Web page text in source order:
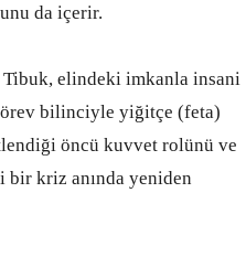
da içerir.
elindeki imkanla insani
bilinciyle yiğitçe (feta)
öncü kuvvet rolünü ve
bir kriz anında yeniden